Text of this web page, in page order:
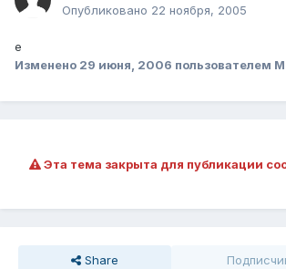
Опубликовано 22 ноября, 2005
e
Изменено 29 июня, 2006 пользователем
Эта тема закрыта для публикации
Share